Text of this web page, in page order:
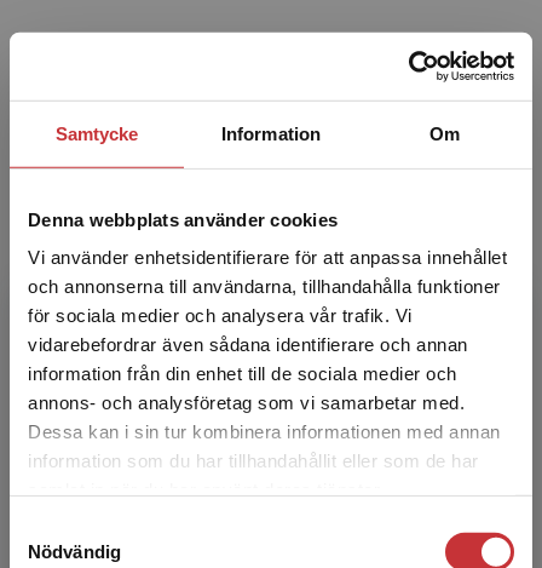
Samtycke Information Om
Denna webbplats använder cookies
Vi använder enhetsidentifierare för att anpassa innehållet
och annonserna till användarna, tillhandahålla funktioner
för sociala medier och analysera vår trafik. Vi
vidarebefordrar även sådana identifierare och annan
information från din enhet till de sociala medier och
annons- och analysföretag som vi samarbetar med.
Dessa kan i sin tur kombinera informationen med annan
information som du har tillhandahållit eller som de har
Nödvändig
Begränsad fraktregion
Det verkar som att du besöker
studentlitteratur.se via en enhet utanför Sverige.
Vi erbjuder inte leveranser utanför Sverige. För
att kunna slutföra ett köp måste
Johan Jarlbrink
Johan Jarlbrink är lektor i medie- och
kommunikationsvetenskap och docent i
mediehistoria, verksam vid Umeå universitet.
Hans forskning behandlar f...